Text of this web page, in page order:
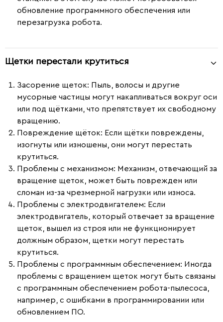
обновление программного обеспечения или
перезагрузка робота.
Щетки перестали крутиться
Засорение щеток: Пыль, волосы и другие
мусорные частицы могут накапливаться вокруг оси
или под щётками, что препятствует их свободному
вращению.
Повреждение щёток: Если щётки повреждены,
изогнуты или изношены, они могут перестать
крутиться.
Проблемы с механизмом: Механизм, отвечающий за
вращение щеток, может быть поврежден или
сломан из-за чрезмерной нагрузки или износа.
Проблемы с электродвигателем: Если
электродвигатель, который отвечает за вращение
щеток, вышел из строя или не функционирует
должным образом, щетки могут перестать
крутиться.
Проблемы с программным обеспечением: Иногда
проблемы с вращением щеток могут быть связаны
с программным обеспечением робота-пылесоса,
например, с ошибками в программировании или
обновлением ПО.